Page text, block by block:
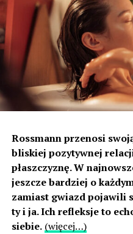
Rossmann przenosi
bliskiej pozytywnej
płaszczyznę. W
jeszcze bardziej o
zamiast gwiazd pojawili
ty i ja. Ich refleksje to
siebie. (więcej…)